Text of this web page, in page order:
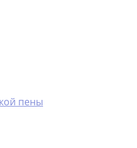
пены